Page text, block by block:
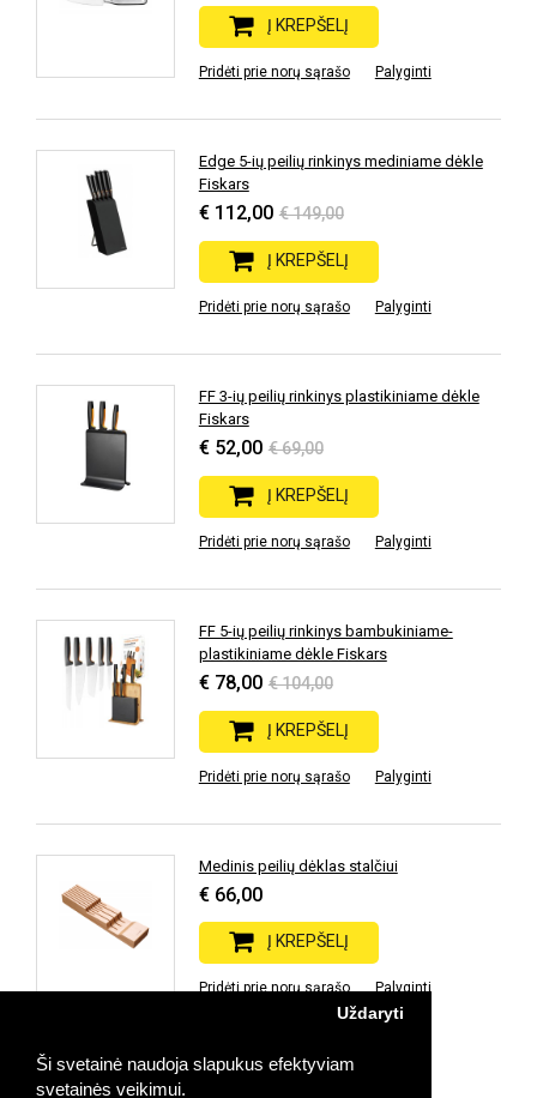
Ši svetainė naudoja slapukus efektyviam
svetainės veikimui.
Uždaryti
Į KREPŠELĮ
Pridėti prie norų sąrašo Palyginti
Edge 5-ių peilių rinkinys mediniame dėkle
Fiskars
€ 112,00 € 149,00
Į KREPŠELĮ
Pridėti prie norų sąrašo Palyginti
FF 3-ių peilių rinkinys plastikiniame dėkle
Fiskars
€ 52,00 € 69,00
Į KREPŠELĮ
Pridėti prie norų sąrašo Palyginti
FF 5-ių peilių rinkinys bambukiniame-
plastikiniame dėkle Fiskars
€ 78,00 € 104,00
Į KREPŠELĮ
Pridėti prie norų sąrašo Palyginti
Medinis peilių dėklas stalčiui
€ 66,00
Į KREPŠELĮ
Pridėti prie norų sąrašo Palyginti
Prekių: 9 | Rodoma: 1-9 | Puslapių: 1